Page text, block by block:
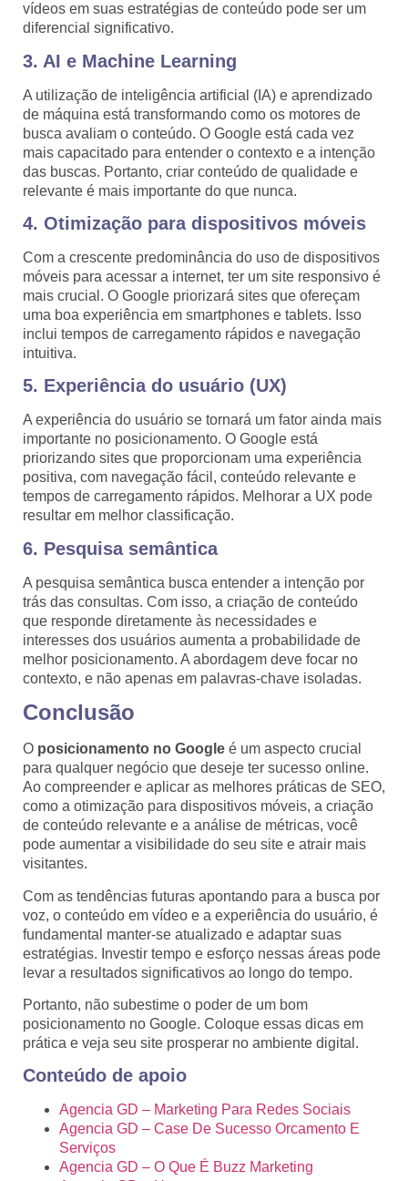
vídeos em suas estratégias de conteúdo pode ser um
diferencial significativo.
3. AI e Machine Learning
A utilização de inteligência artificial (IA) e aprendizado
de máquina está transformando como os motores de
busca avaliam o conteúdo. O Google está cada vez
mais capacitado para entender o contexto e a intenção
das buscas. Portanto, criar conteúdo de qualidade e
relevante é mais importante do que nunca.
4. Otimização para dispositivos móveis
Com a crescente predominância do uso de dispositivos
móveis para acessar a internet, ter um site responsivo é
mais crucial. O Google priorizará sites que ofereçam
uma boa experiência em smartphones e tablets. Isso
inclui tempos de carregamento rápidos e navegação
intuitiva.
5. Experiência do usuário (UX)
A experiência do usuário se tornará um fator ainda mais
importante no posicionamento. O Google está
priorizando sites que proporcionam uma experiência
positiva, com navegação fácil, conteúdo relevante e
tempos de carregamento rápidos. Melhorar a UX pode
resultar em melhor classificação.
6. Pesquisa semântica
A pesquisa semântica busca entender a intenção por
trás das consultas. Com isso, a criação de conteúdo
que responde diretamente às necessidades e
interesses dos usuários aumenta a probabilidade de
melhor posicionamento. A abordagem deve focar no
contexto, e não apenas em palavras-chave isoladas.
Conclusão
O posicionamento no Google é um aspecto crucial
para qualquer negócio que deseje ter sucesso online.
Ao compreender e aplicar as melhores práticas de SEO,
como a otimização para dispositivos móveis, a criação
de conteúdo relevante e a análise de métricas, você
pode aumentar a visibilidade do seu site e atrair mais
visitantes.
Com as tendências futuras apontando para a busca por
voz, o conteúdo em vídeo e a experiência do usuário, é
fundamental manter-se atualizado e adaptar suas
estratégias. Investir tempo e esforço nessas áreas pode
levar a resultados significativos ao longo do tempo.
Portanto, não subestime o poder de um bom
posicionamento no Google. Coloque essas dicas em
prática e veja seu site prosperar no ambiente digital.
Conteúdo de apoio
Agencia GD – Marketing Para Redes Sociais
Agencia GD – Case De Sucesso Orcamento E
Serviços
Agencia GD – O Que É Buzz Marketing